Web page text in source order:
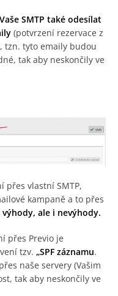
SMTP také odesílat
(potvrzení rezervace z
tzn. tyto emaily budou
tak aby neskončily ve
přes vlastní SMTP,
kampaně a to přes
výhody, ale i nevýhody.
přes Previo je
tzv. „SPF záznamu.
naše servery (Vašim
tak aby neskončily ve